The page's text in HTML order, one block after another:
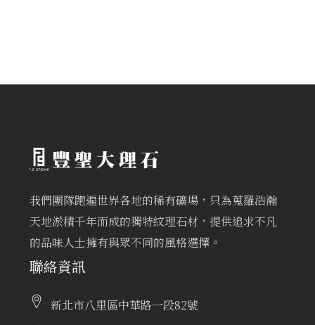
我們團隊跑遍世界各地的稀有礦場，只為蒐羅浩瀚
天地淤積千年而成的獨特紋理石材，提供追求不凡
的品味人士擁有與眾不同的風格選擇。
聯絡資訊
新北市八里區中華路一段82號